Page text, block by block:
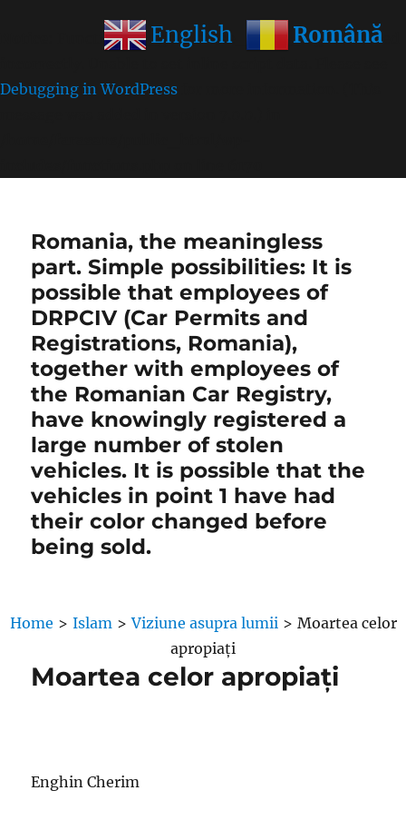
: Function wp_get_inline_script_tag was called
Debugging in WordPress
Romania, the meaningless
part. Simple possibilities: It is
possible that employees of
DRPCIV (Car Permits and
Registrations, Romania),
together with employees of
the Romanian Car Registry,
have knowingly registered a
large number of stolen
vehicles. It is possible that the
vehicles in point 1 have had
their color changed before
being sold.
Home > Islam > Viziune asupra lumii > Moartea celor
apropiați
Moartea celor apropiați
Enghin Cherim
English Română